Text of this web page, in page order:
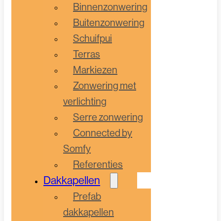
Binnenzonwering
Buitenzonwering
Schuifpui
Terras
Markiezen
Zonwering met
verlichting
Serre zonwering
Connected by
Somfy
Referenties
Dakkapellen
Prefab
dakkapellen